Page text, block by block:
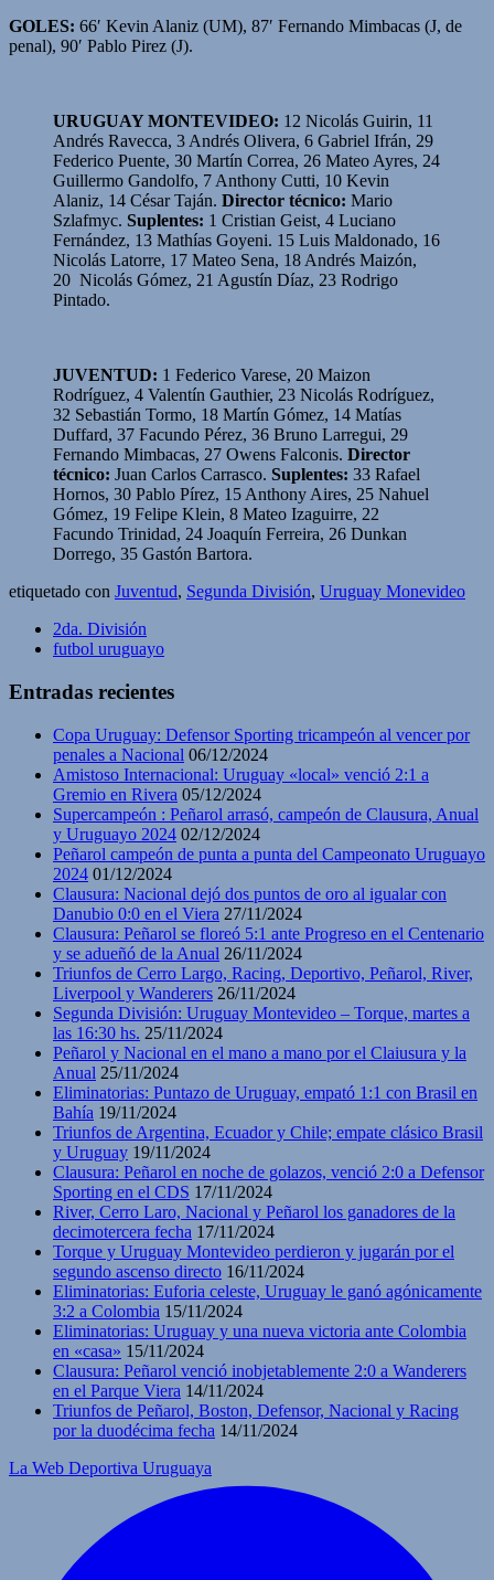
GOLES: 66′ Kevin Alaniz (UM), 87′ Fernando Mimbacas (J, de
penal), 90′ Pablo Pirez (J).
URUGUAY MONTEVIDEO: 12 Nicolás Guirin, 11
Andrés Ravecca, 3 Andrés Olivera, 6 Gabriel Ifrán, 29
Federico Puente, 30 Martín Correa, 26 Mateo Ayres, 24
Guillermo Gandolfo, 7 Anthony Cutti, 10 Kevin
Alaniz, 14 César Taján. Director técnico: Mario
Szlafmyc. Suplentes: 1 Cristian Geist, 4 Luciano
Fernández, 13 Mathías Goyeni. 15 Luis Maldonado, 16
Nicolás Latorre, 17 Mateo Sena, 18 Andrés Maizón,
20 Nicolás Gómez, 21 Agustín Díaz, 23 Rodrigo
Pintado.
JUVENTUD: 1 Federico Varese, 20 Maizon
Rodríguez, 4 Valentín Gauthier, 23 Nicolás Rodríguez,
32 Sebastián Tormo, 18 Martín Gómez, 14 Matías
Duffard, 37 Facundo Pérez, 36 Bruno Larregui, 29
Fernando Mimbacas, 27 Owens Falconis. Director
técnico: Juan Carlos Carrasco. Suplentes: 33 Rafael
Hornos, 30 Pablo Pírez, 15 Anthony Aires, 25 Nahuel
Gómez, 19 Felipe Klein, 8 Mateo Izaguirre, 22
Facundo Trinidad, 24 Joaquín Ferreira, 26 Dunkan
Dorrego, 35 Gastón Bartora.
etiquetado con Juventud, Segunda División, Uruguay Monevideo
2da. División
futbol uruguayo
Entradas recientes
Copa Uruguay: Defensor Sporting tricampeón al vencer por
penales a Nacional 06/12/2024
Amistoso Internacional: Uruguay «local» venció 2:1 a
Gremio en Rivera 05/12/2024
Supercampeón : Peñarol arrasó, campeón de Clausura, Anual
y Uruguayo 2024 02/12/2024
Peñarol campeón de punta a punta del Campeonato Uruguayo
2024 01/12/2024
Clausura: Nacional dejó dos puntos de oro al igualar con
Danubio 0:0 en el Viera 27/11/2024
Clausura: Peñarol se floreó 5:1 ante Progreso en el Centenario
y se adueñó de la Anual 26/11/2024
Triunfos de Cerro Largo, Racing, Deportivo, Peñarol, River,
Liverpool y Wanderers 26/11/2024
Segunda División: Uruguay Montevideo – Torque, martes a
las 16:30 hs. 25/11/2024
Peñarol y Nacional en el mano a mano por el Claiusura y la
Anual 25/11/2024
Eliminatorias: Puntazo de Uruguay, empató 1:1 con Brasil en
Bahía 19/11/2024
Triunfos de Argentina, Ecuador y Chile; empate clásico Brasil
y Uruguay 19/11/2024
Clausura: Peñarol en noche de golazos, venció 2:0 a Defensor
Sporting en el CDS 17/11/2024
River, Cerro Laro, Nacional y Peñarol los ganadores de la
decimotercera fecha 17/11/2024
Torque y Uruguay Montevideo perdieron y jugarán por el
segundo ascenso directo 16/11/2024
Eliminatorias: Euforia celeste, Uruguay le ganó agónicamente
3:2 a Colombia 15/11/2024
Eliminatorias: Uruguay y una nueva victoria ante Colombia
en «casa» 15/11/2024
Clausura: Peñarol venció inobjetablemente 2:0 a Wanderers
en el Parque Viera 14/11/2024
Triunfos de Peñarol, Boston, Defensor, Nacional y Racing
por la duodécima fecha 14/11/2024
La Web Deportiva Uruguaya